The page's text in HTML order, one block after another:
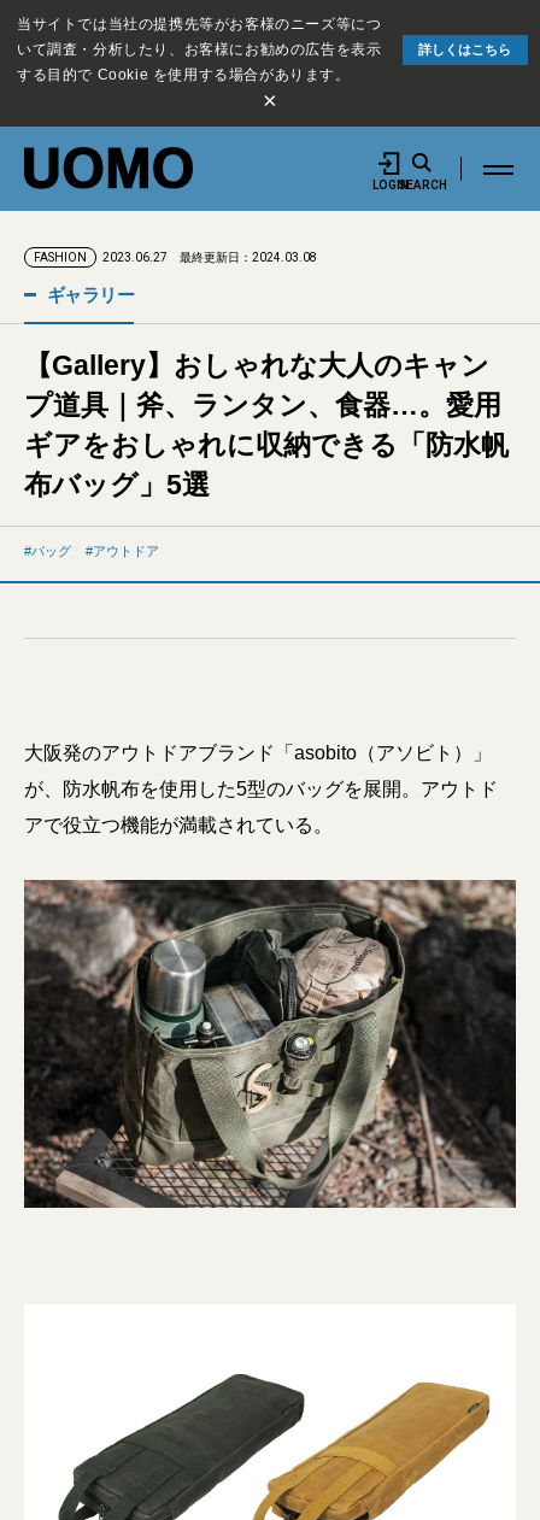
当サイトでは当社の提携先等がお客様のニーズ等につ
いて調査・分析したり、お客様にお勧めの広告を表示
する目的で Cookie を使用する場合があります。
詳しくはこちら
×
LOGINSEARCH
FASHION 2023.06.27 最終更新日：2024.03.08
ギャラリー
【Gallery】おしゃれな大人のキャン
プ道具｜斧、ランタン、食器…。愛用
ギアをおしゃれに収納できる「防水帆
布バッグ」5選
バッグ アウトドア
大阪発のアウトドアブランド「asobito（アソビト）」
が、防水帆布を使用した5型のバッグを展開。アウトド
アで役立つ機能が満載されている。